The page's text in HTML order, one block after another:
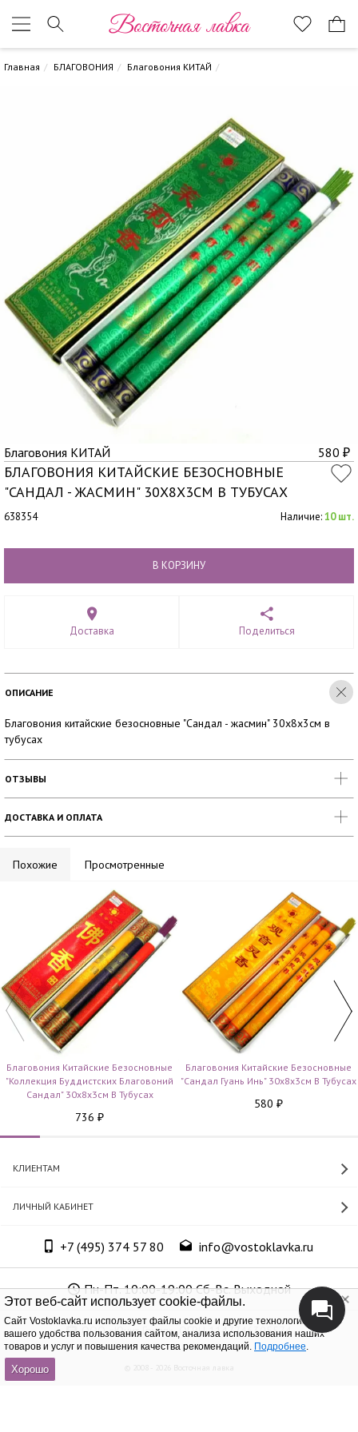
Этот веб-сайт использует cookie-файлы.
Cайт Vostoklavka.ru использует файлы cookie и другие технологии для
вашего удобства пользования сайтом, анализа использования наших
товаров и услуг и повышения качества рекомендаций. Подробнее.
Хорошо
Восточная лавка
Главная БЛАГОВОНИЯ Благовония КИТАЙ
Благовония КИТАЙ 580 ₽
БЛАГОВОНИЯ КИТАЙСКИЕ БЕЗОСНОВНЫЕ
"САНДАЛ - ЖАСМИН" 30Х8Х3СМ В ТУБУСАХ
638354 Наличие:10 шт.
В КОРЗИНУ
Доставка Поделиться
ОПИСАНИЕ
Благовония китайские безосновные "Сандал - жасмин" 30х8х3см в
тубусах
ОТЗЫВЫ
ДОСТАВКА И ОПЛАТА
Похожие Просмотренные
Благовония Китайские Безосновные
"Коллекция Буддистских Благовоний
Сандал" 30х8х3см В Тубусах
736 ₽
Благовония Китайские Безосновные
"Сандал Гуань Инь" 30х8х3см В Тубусах
580 ₽
КЛИЕНТАМ
ЛИЧНЫЙ КАБИНЕТ
+7 (495) 374 57 80 info@vostoklavka.ru
Пн-Пт. 10:00-19:00 Сб-Вс. Выходной
ООО «Юнит Групп», ОГРН 1147746305574